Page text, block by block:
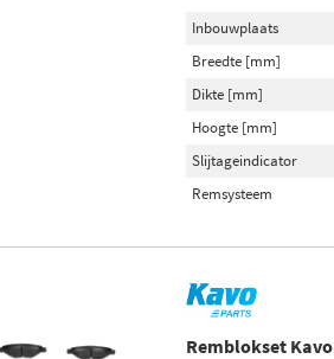
Inbouwplaats
Breedte [mm]
Dikte [mm]
Hoogte [mm]
Slijtageindicator
Remsysteem
Remblokset